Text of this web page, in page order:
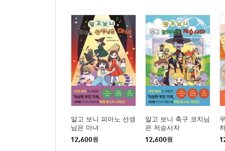
알고 보니 피아노 선생
님은 마녀
12,600원
알고 보니 축구 코치님
은 저승사자
12,600원